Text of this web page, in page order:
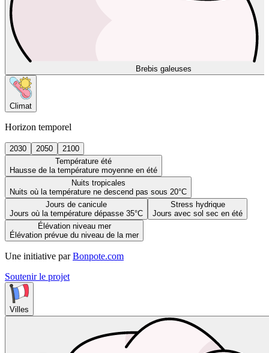
Brebis galeuses
Climat
Horizon temporel
2030 2050
2100
Température été
Hausse de la température moyenne en été
Nuits tropicales
Nuits où la température ne descend pas sous 20°C
Jours de canicule
Jours où la température dépasse 35°C
Stress hydrique
Jours avec sol sec en été
Élévation niveau mer
Élévation prévue du niveau de la mer
Une initiative par Bonpote.com
Soutenir le projet
Villes